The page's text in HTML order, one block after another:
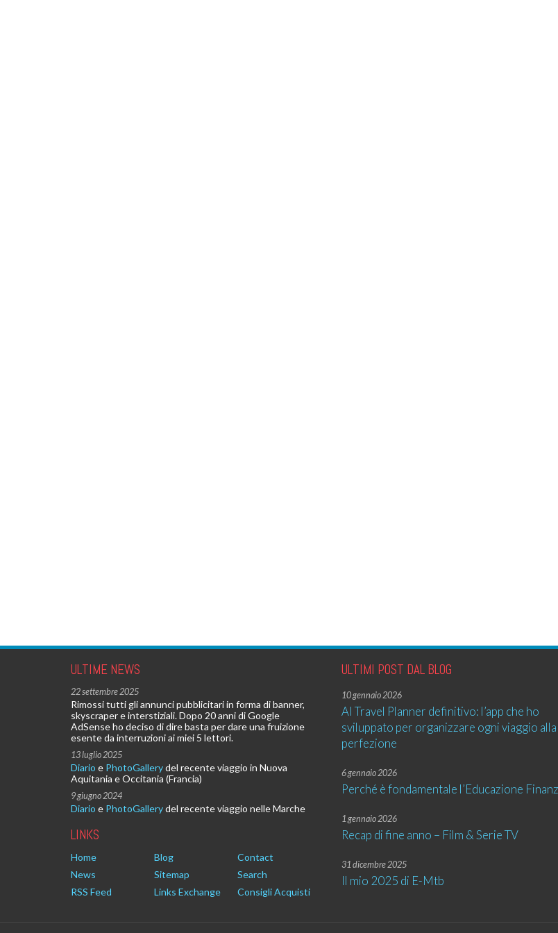
ULTIME NEWS
22 settembre 2025
Rimossi tutti gli annunci pubblicitari in forma di banner,
skyscraper e interstiziali. Dopo 20 anni di Google
AdSense ho deciso di dire basta per dare una fruizione
esente da interruzioni ai miei 5 lettori.
13 luglio 2025
Diario e PhotoGallerydel recente viaggio in Nuova
Aquitania e Occitania (Francia)
9 giugno 2024
Diario e PhotoGallerydel recente viaggio nelle Marche
LINKS
Home Blog
Contact
News
Sitemap
Search
RSS Feed
Links Exchange Consigli Acquisti
ULTIMI POST DAL BLOG
10 gennaio 2026
AI Travel Planner definitivo: l’app che ho
sviluppato per organizzare ogni viaggio alla
perfezione
6 gennaio 2026
Perché è fondamentale l’Educazione
1 gennaio 2026
Recap di fine anno – Film & Serie TV
31 dicembre 2025
Il mio 2025 di E-Mtb